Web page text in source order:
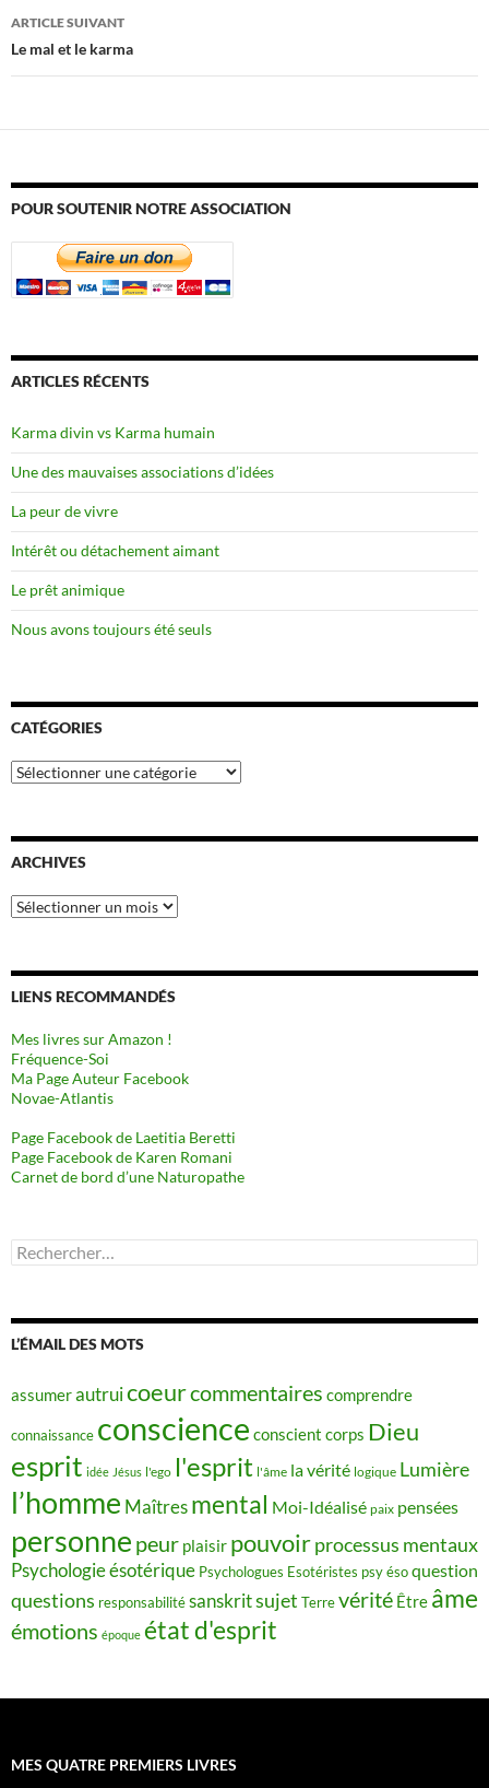
articles
ARTICLE SUIVANT
Le mal et le karma
POUR SOUTENIR NOTRE ASSOCIATION
ARTICLES RÉCENTS
Karma divin vs Karma humain
Une des mauvaises associations d’idées
La peur de vivre
Intérêt ou détachement aimant
Le prêt animique
Nous avons toujours été seuls
CATÉGORIES
Catégories
ARCHIVES
Archives
LIENS RECOMMANDÉS
Mes livres sur Amazon !
Fréquence-Soi
Ma Page Auteur Facebook
Novae-Atlantis
Page Facebook de Laetitia Beretti
Page Facebook de Karen Romani
Carnet de bord d’une Naturopathe
Rechercher :
L’ÉMAIL DES MOTS
assumerautruicoeurcommentaires comprendre
connaissance conscience conscient corps Dieu
esprit idée Jésus l'ego l'esprit l'âme la vérité logique Lumière
l’homme Maîtres mental Moi-Idéalisé paix pensées
personne peur plaisir pouvoirprocessus mentaux
Psychologie ésotérique Psychologues Esotéristes psy ésoquestion
questions responsabilitésanskritsujet Terrevérité Être âme
émotions époque état d'esprit
MES QUATRE PREMIERS LIVRES